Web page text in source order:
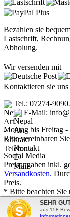
Bezahlen sie
Lastschrift,
Abholung.
Wir versenden mit
Kontaktieren sie uns
Tel.: 07274-
E-Mail:
Montag bis Freitag
Bitte vereinbaren
Social Media
Preisangaben inkl.
Versandkosten.
Preis.
* Bitte beachten
Nepal Art -
© 2009-2026 by
SEHR
aus 158